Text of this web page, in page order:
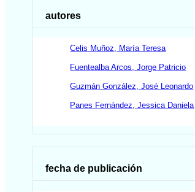
autores
Celis Muñoz, María Teresa
Fuentealba Arcos, Jorge Patricio
Guzmán González, José Leonardo
Panes Fernández, Jessica Daniela
fecha de publicación